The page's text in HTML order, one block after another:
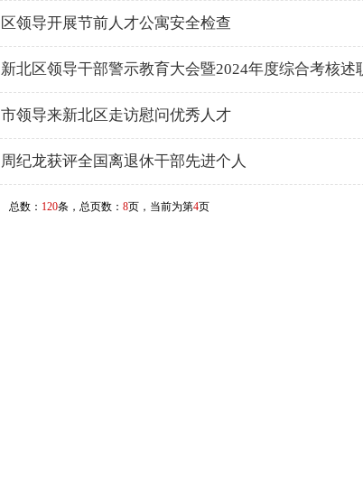
区领导开展节前人才公寓安全检查
新北区领导干部警示教育大会暨2024年度综合考核述
市领导来新北区走访慰问优秀人才
周纪龙获评全国离退休干部先进个人
总数： 120条，总页数： 8页，当前为第4页